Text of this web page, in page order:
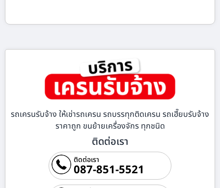
รถเครนรับจ้าง ให้เช่ารถเครน รถบรรทุกติดเครน รถเฮี๊ยบรับจ้าง
ราคาถูก ขนย้ายเครื่องจักร ทุกชนิด
ติดต่อเรา
ติดต่อเรา
087-851-5521